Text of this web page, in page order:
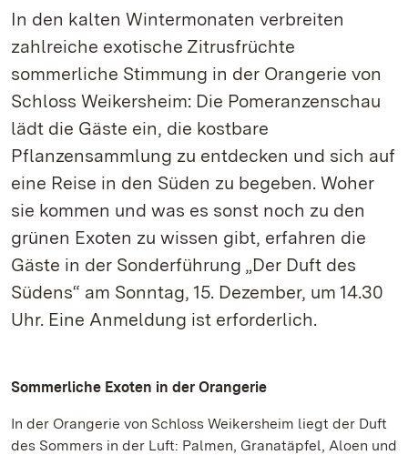
In den kalten Wintermonaten verbreiten
zahlreiche exotische Zitrusfrüchte
sommerliche Stimmung in der Orangerie von
Schloss Weikersheim: Die Pomeranzenschau
lädt die Gäste ein, die kostbare
Pflanzensammlung zu entdecken und sich auf
eine Reise in den Süden zu begeben. Woher
sie kommen und was es sonst noch zu den
grünen Exoten zu wissen gibt, erfahren die
Gäste in der Sonderführung „Der Duft des
Südens“ am Sonntag, 15. Dezember, um 14.30
Uhr. Eine Anmeldung ist erforderlich.
Sommerliche Exoten in der Orangerie
In der Orangerie von Schloss Weikersheim liegt der Duft
des Sommers in der Luft: Palmen, Granatäpfel, Aloen und